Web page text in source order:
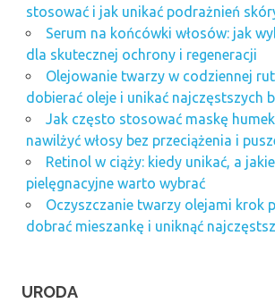
stosować i jak unikać podrażnień
Serum na końcówki włosów: jak
dla skutecznej ochrony i regeneracji
Olejowanie twarzy w codziennej
dobierać oleje i unikać najczęstszych
Jak często stosować maskę
nawilżyć włosy bez przeciążenia i
Retinol w ciąży: kiedy unikać, a
pielęgnacyjne warto wybrać
Oczyszczanie twarzy olejami krok
dobrać mieszankę i uniknąć
URODA